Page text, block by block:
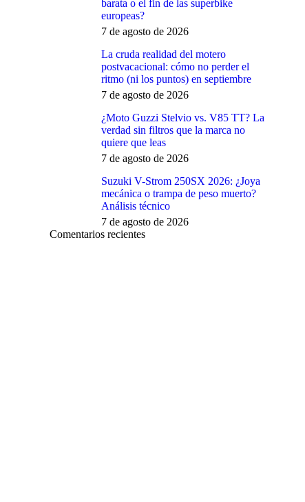
barata o el fin de las superbike
europeas?
7 de agosto de 2026
La cruda realidad del motero
postvacacional: cómo no perder el
ritmo (ni los puntos) en septiembre
7 de agosto de 2026
¿Moto Guzzi Stelvio vs. V85 TT? La
verdad sin filtros que la marca no
quiere que leas
7 de agosto de 2026
Suzuki V-Strom 250SX 2026: ¿Joya
mecánica o trampa de peso muerto?
Análisis técnico
7 de agosto de 2026
Comentarios recientes